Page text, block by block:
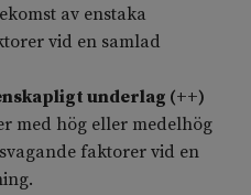
av enstaka
vid en samlad
underlag (++)
med hög eller medelhög
faktorer vid en